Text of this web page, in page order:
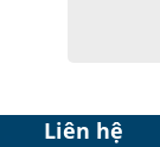
Liên hệ